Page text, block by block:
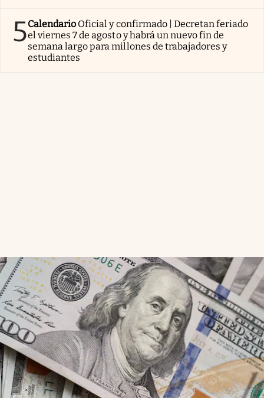
5Calendario Oficial y confirmado | Decretan feriado
el viernes 7 de agosto y habrá un nuevo fin de
semana largo para millones de trabajadores y
estudiantes